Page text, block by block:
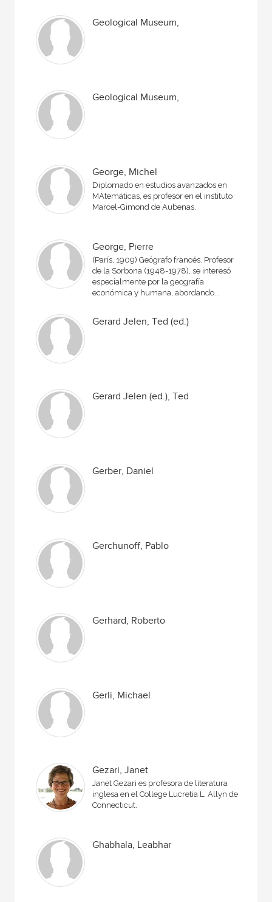
Geological Museum,
Geological Museum,
George, Michel
Diplomado en estudios avanzados en
MAtemáticas, es profesor en el instituto
Marcel-Gimond de Aubenas.
George, Pierre
(París, 1909) Geógrafo francés. Profesor
de la Sorbona (1948-1978), se interesó
especialmente por la geografía
económica y humana, abordando...
Gerard Jelen, Ted (ed.)
Gerard Jelen (ed.), Ted
Gerber, Daniel
Gerchunoff, Pablo
Gerhard, Roberto
Gerli, Michael
Gezari, Janet
Janet Gezari es profesora de literatura
inglesa en el College Lucretia L. Allyn de
Connecticut.
Ghabhala, Leabhar